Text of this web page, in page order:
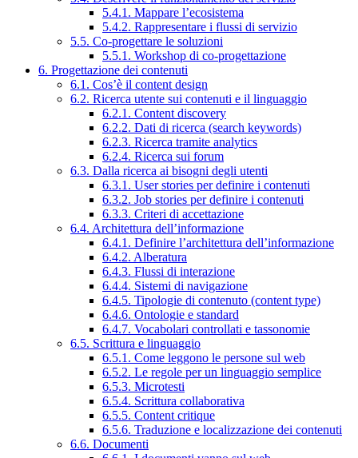
5.4.1. Mappare l’ecosistema
5.4.2. Rappresentare i flussi di servizio
5.5. Co-progettare le soluzioni
5.5.1. Workshop di co-progettazione
6. Progettazione dei contenuti
6.1. Cos’è il content design
6.2. Ricerca utente sui contenuti e il linguaggio
6.2.1. Content discovery
6.2.2. Dati di ricerca (search keywords)
6.2.3. Ricerca tramite analytics
6.2.4. Ricerca sui forum
6.3. Dalla ricerca ai bisogni degli utenti
6.3.1. User stories per definire i contenuti
6.3.2. Job stories per definire i contenuti
6.3.3. Criteri di accettazione
6.4. Architettura dell’informazione
6.4.1. Definire l’architettura dell’informazione
6.4.2. Alberatura
6.4.3. Flussi di interazione
6.4.4. Sistemi di navigazione
6.4.5. Tipologie di contenuto (content type)
6.4.6. Ontologie e standard
6.4.7. Vocabolari controllati e tassonomie
6.5. Scrittura e linguaggio
6.5.1. Come leggono le persone sul web
6.5.2. Le regole per un linguaggio semplice
6.5.3. Microtesti
6.5.4. Scrittura collaborativa
6.5.5. Content critique
6.5.6. Traduzione e localizzazione dei contenuti
6.6. Documenti